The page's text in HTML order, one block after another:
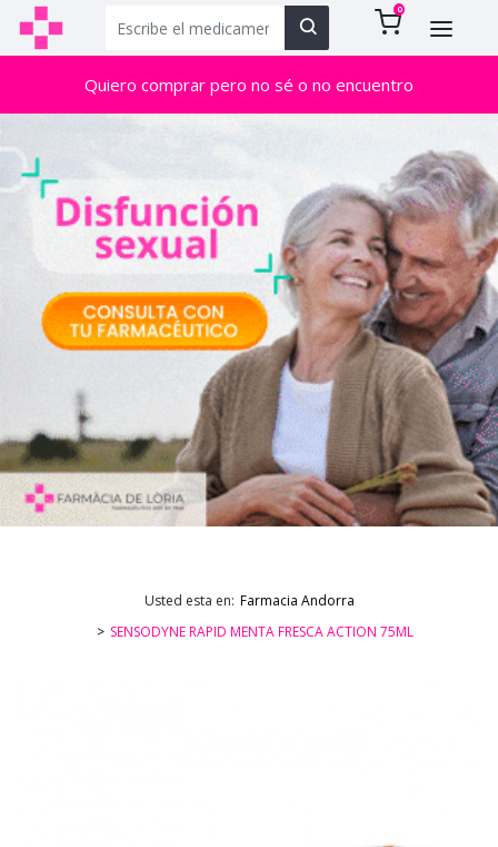
0
Quiero comprar pero no sé o no encuentro
Usted esta en: Farmacia Andorra
SENSODYNE RAPID MENTA FRESCA ACTION 75ML